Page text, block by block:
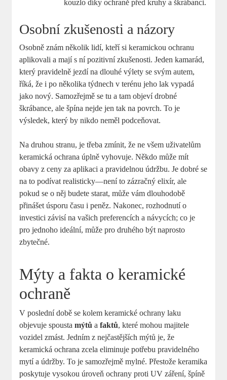
⁣kouzlo díky⁤ ochraně před kruhy a škrábanci.
Osobní zkušenosti a názory
Osobně znám několik lidí, kteří si keramickou‍ ochranu
aplikovali a mají s ní pozitivní zkušenosti. Jeden ⁣kamarád,​
který pravidelně jezdí na dlouhé výlety se svým ⁤autem,⁢
říká, že i⁣ po několika týdnech v ⁣terénu jeho lak vypadá
jako nový. Samozřejmě se tu a tam objeví drobné⁣
škrábance, ale špína nejde jen tak na ⁣povrch. To ⁤je⁤
výsledek, který by nikdo neměl⁣ podceňovat.
Na druhou stranu, je třeba zmínit, že ⁢ne⁣ všem ⁢uživatelům
keramická ochrana úplně vyhovuje. ⁢Někdo ‍může‌ mít
obavy z ceny⁣ za aplikaci a pravidelnou údržbu. ‍Je dobré ‌se
na to​ podívat realisticky—není ‍to zázračný elixír, ale
⁢pokud se o něj budete starat, může vám dlouhodobě
⁤přinášet úsporu času i peněz.‌ Nakonec, rozhodnutí‍ o
investici závisí⁤ na vašich preferencích a návycích;‍ co je
‍pro jednoho ideální, může ⁢pro ​druhého být ⁤naprosto
zbytečné.
Mýty a fakta ‌o keramické
ochraně
V poslední ⁤době se⁤ kolem keramické ochrany ‍laku
objevuje spoustamýtů afaktů, které mohou majitele​
vozidel zmást. Jedním z nejčastějších mýtů ⁢je,​ že
⁢keramická ochrana zcela eliminuje potřebu pravidelného
⁢mytí a​ údržby. To je samozřejmě mylné. Přestože keramika
poskytuje vysokou úroveň ochrany proti UV záření,⁢ špíně⁢